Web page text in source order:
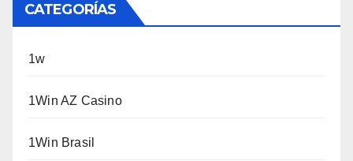
CATEGORÍAS
1w
1Win AZ Casino
1Win Brasil